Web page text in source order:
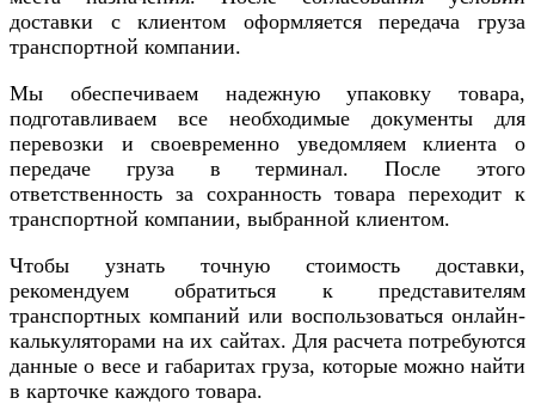
доставки с клиентом оформляется передача груза
транспортной компании.
Мы обеспечиваем надежную упаковку товара,
подготавливаем все необходимые документы для
перевозки и своевременно уведомляем клиента о
передаче груза в терминал. После этого
ответственность за сохранность товара переходит к
транспортной компании, выбранной клиентом.
Чтобы узнать точную стоимость доставки,
рекомендуем обратиться к представителям
транспортных компаний или воспользоваться онлайн-
калькуляторами на их сайтах. Для расчета потребуются
данные о весе и габаритах груза, которые можно найти
в карточке каждого товара.